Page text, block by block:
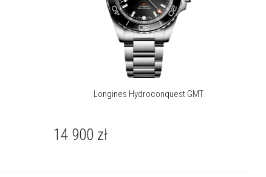
Longines Hydroconquest GMT
14 900 zł